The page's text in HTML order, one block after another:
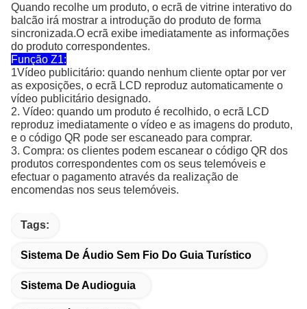
Quando recolhe um produto, o ecrã de vitrine interativo do
balcão irá mostrar a introdução do produto de forma
sincronizada.O ecrã exibe imediatamente as informações
do produto correspondentes.
Função Z1:
1Vídeo publicitário: quando nenhum cliente optar por ver
as exposições, o ecrã LCD reproduz automaticamente o
vídeo publicitário designado.
2. Vídeo: quando um produto é recolhido, o ecrã LCD
reproduz imediatamente o vídeo e as imagens do produto,
e o código QR pode ser escaneado para comprar.
3. Compra: os clientes podem escanear o código QR dos
produtos correspondentes com os seus telemóveis e
efectuar o pagamento através da realização de
encomendas nos seus telemóveis.
Tags:
Sistema De Áudio Sem Fio Do Guia Turístico
Sistema De Audioguia